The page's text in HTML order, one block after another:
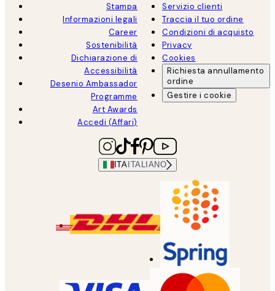
Stampa
Informazioni legali
Career
Sostenibilità
Dichiarazione di
Accessibilità
Desenio Ambassador
Programme
Art Awards
Accedi (Affari)
Servizio clienti
Traccia il tuo ordine
Condizioni di acquisto
Privacy
Cookies
Richiesta annullamento
ordine
Gestire i cookie
ITA ITALIANO